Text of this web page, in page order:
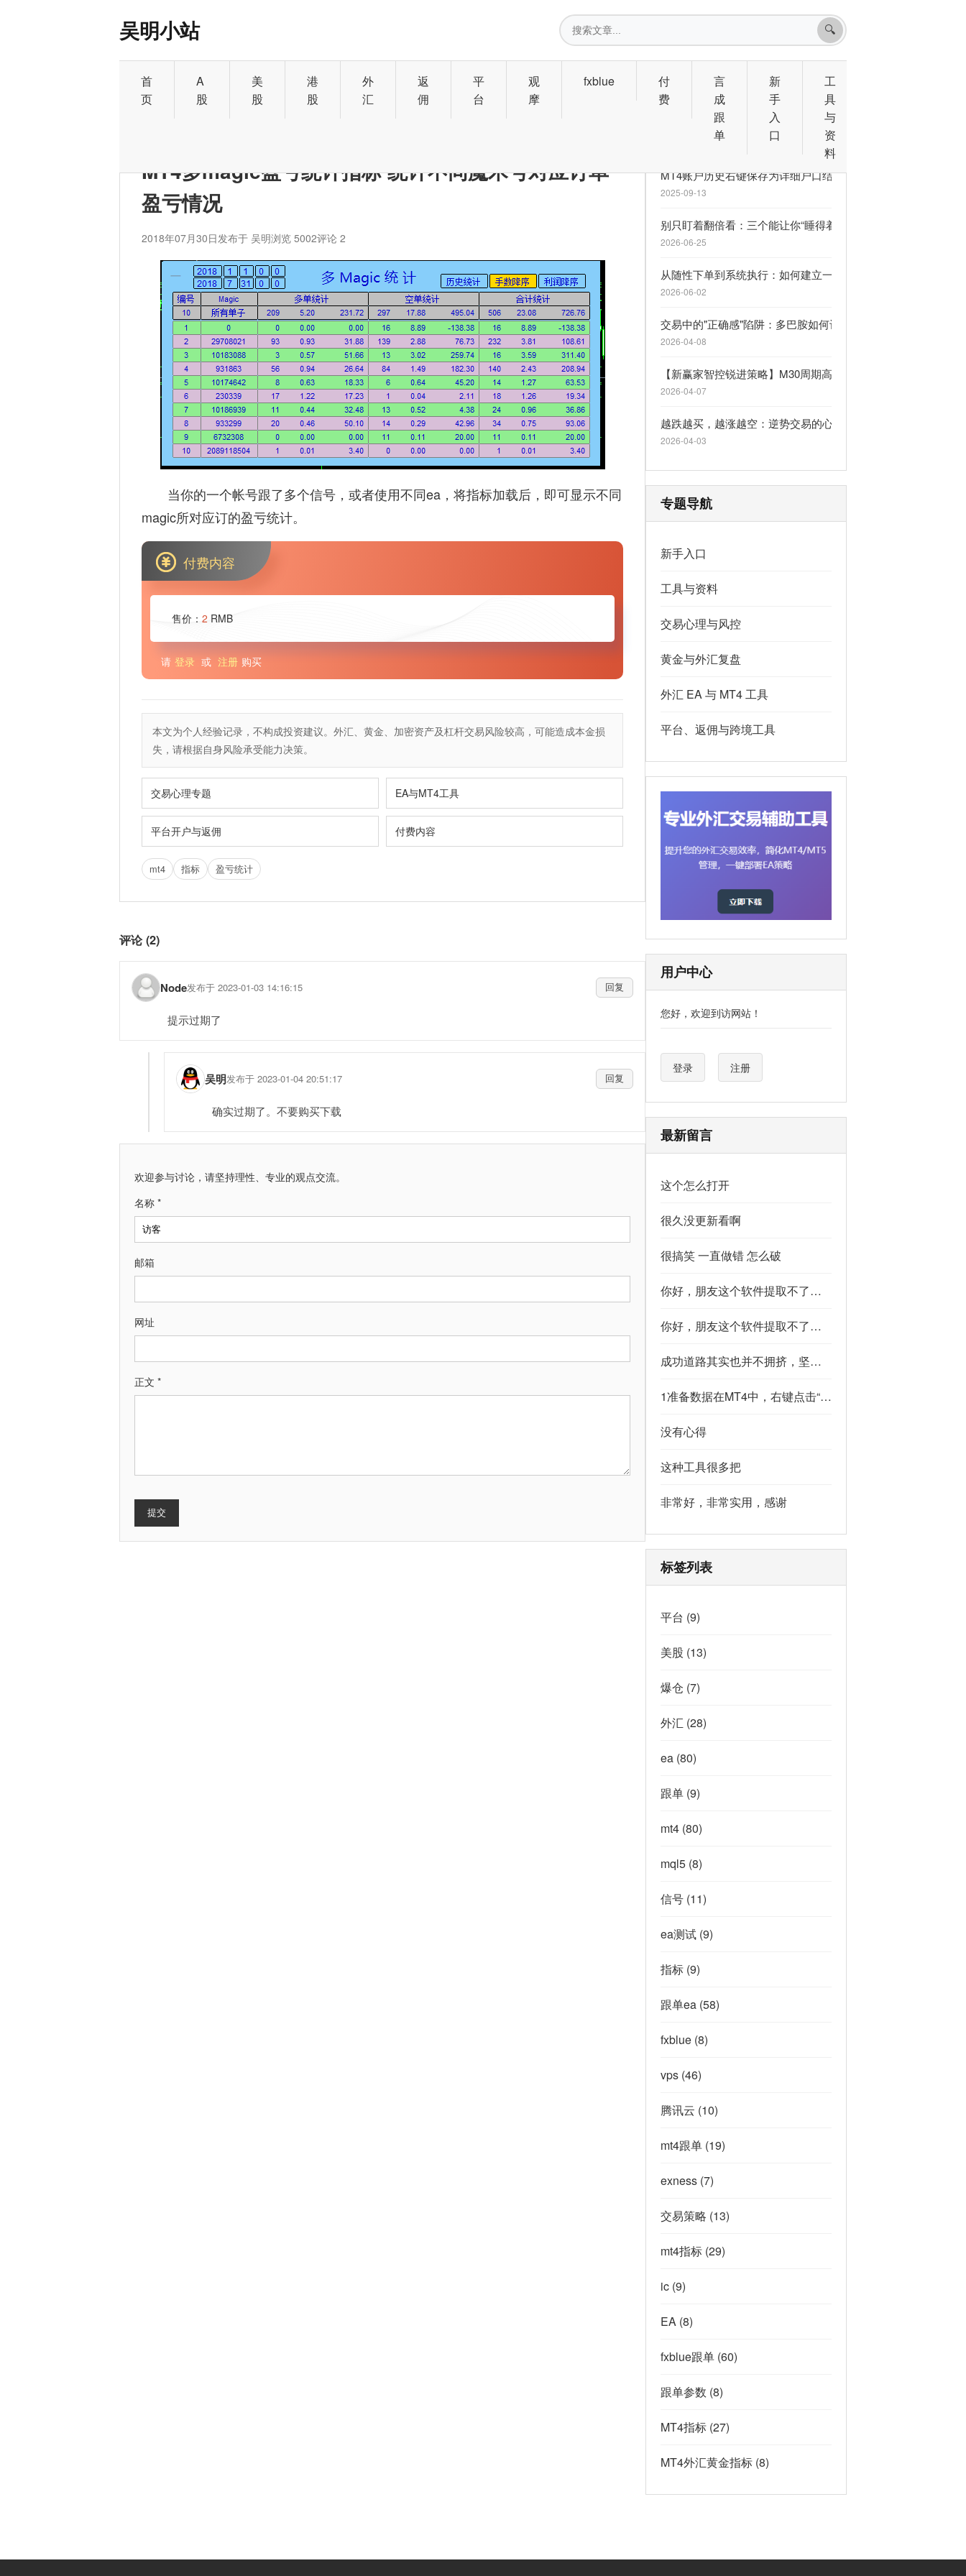
吴明小站
搜
索
🔍
首
页
A
股
美
股
港
股
外
汇
返
佣
平
台
观
摩
fxblue
付
费
言
成
跟
单
新
手
入
口
工
具
与
资
料
MT4多magic盈亏统计指标 统计不同魔术号对应订单
盈亏情况
2018年07月30日发布于 吴明浏览 5002评论 2
当你的一个帐号跟了多个信号，或者使用不同ea，将指标加载后，即可显示不同
magic所对应订的盈亏统计。
付费内容
售价：2 RMB
请 登录 或 注册 购买
本文为个人经验记录，不构成投资建议。外汇、黄金、加密资产及杠杆交易风险较高，可能造成本金损
失，请根据自身风险承受能力决策。
交易心理专题 EA与MT4工具
平台开户与返佣 付费内容
mt4 指标 盈亏统计
评论 (2)
Node发布于 2023-01-03 14:16:15 回复
提示过期了
吴明发布于 2023-01-04 20:51:17 回复
确实过期了。不要购买下载
欢迎参与讨论，请坚持理性、专业的观点交流。
名称 *
邮箱
网址
正文 *
提交
MT4账户历史右键保存为详细户口结单分两行显示的解决方案
2025-09-13
别只盯着翻倍看：三个能让你“睡得着觉”的 MQL5 信号
2026-06-25
从随性下单到系统执行：如何建立一套救命的交易计划
2026-06-02
交易中的"正确感"陷阱：多巴胺如何让你逆势上瘾
2026-04-08
【新赢家智控锐进策略】M30周期高胜率一单一结，自适应行
2026-04-07
越跌越买，越涨越空：逆势交易的心理陷阱
2026-04-03
专题导航
新手入口
工具与资料
交易心理与风控
黄金与外汇复盘
外汇 EA 与 MT4 工具
平台、返佣与跨境工具
用户中心
您好，欢迎到访网站！
登录 注册
最新留言
这个怎么打开
很久没更新看啊
很搞笑 一直做错 怎么破
你好，朋友这个软件提取不了如果你看到了，能不能把这个纯净版的发我邮箱里不
你好，朋友这个软件提取不了如果你看到了，能不能把这个纯净版的发我邮箱里不
成功道路其实也并不拥挤，坚持下去的人，少之又少,说的真好
1准备数据在MT4中，右键点击“账户历史” → 选择“保存为详细户口结单” → 保存为一个HTML文件。用Excel打开这个HTML文件，或者打开它并复制全部内容，粘贴到一个空白Excel工作表中。2使用你的.xlsm文件打开你已经保存好的“MT4报表合并神器.xlsm”文件。将上一步中未处理的两行数据，复制并粘贴到这个.xlsm文件的第一个工作表中。3运行宏在Excel中，按快捷键 Alt + F8 打开“宏”对话框。选择名为 MergeMT4Statement_Ultimate 的宏，然后点击“执行”或“运行”。4完成宏运行后，你会发现原本错位成两行的数据，已经自动合并成一行了。
没有心得
这种工具很多把
非常好，非常实用，感谢
标签列表
平台 (9)
美股 (13)
爆仓 (7)
外汇 (28)
ea(80)
跟单(9)
mt4(80)
mql5(8)
信号(11)
ea测试(9)
指标(9)
跟单ea(58)
fxblue(8)
vps(46)
腾讯云 (10)
mt4跟单(19)
exness(7)
交易策略 (13)
mt4指标(29)
ic(9)
EA(8)
fxblue跟单(60)
跟单参数 (8)
MT4指标(27)
MT4外汇黄金指标(8)